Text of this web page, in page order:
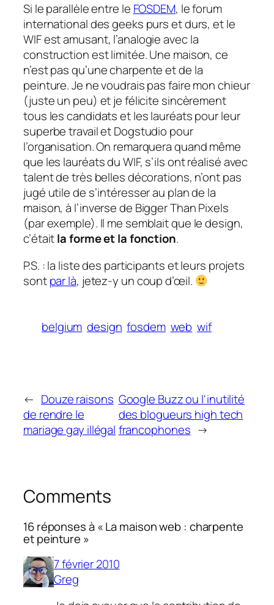
Si le parallèle entre le FOSDEM, le forum
international des geeks purs et durs, et le
WIF est amusant, l’analogie avec la
construction est limitée. Une maison, ce
n’est pas qu’une charpente et de la
peinture. Je ne voudrais pas faire mon chieur
(juste un peu) et je félicite sincèrement
tous les candidats et les lauréats pour leur
superbe travail et Dogstudio pour
l’organisation. On remarquera quand même
que les lauréats du WIF, s’ils ont réalisé avec
talent de très belles décorations, n’ont pas
jugé utile de s’intéresser au plan de la
maison, à l’inverse de Bigger Than Pixels
(par exemple). Il me semblait que le design,
c’étaitla forme et la fonction.
P.S. : la liste des participants et leurs projets
sontpar là, jetez-y un coup d’œil.
belgium design fosdem web wif
← Douze raisons
de rendre le
mariage gay illégal
Google Buzz ou l'inutilité
des blogueurs high tech
francophones →
Comments
16 réponses à « La maison web : charpente
et peinture »
7 février 2010
Greg